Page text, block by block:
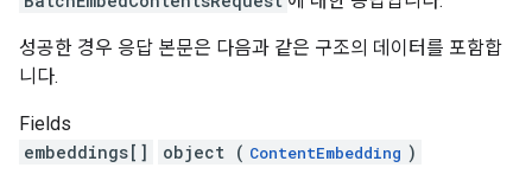
성공한 경우 응답 본문은 다음과 같은 구조의 데이터를 포함합
니다.
Fields
embeddings[]
object ( ContentEmbedding )